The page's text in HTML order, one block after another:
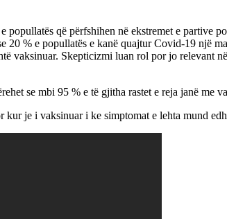
që përfshihen në ekstremet e partive
20 % e popullatës e kanë quajtur Covid-19 një
vaksinuar. Skepticizmi luan rol por jo
se mbi 95 % e të gjitha rastet e reja janë me
kur je i vaksinuar i ke simptomat e lehta mund